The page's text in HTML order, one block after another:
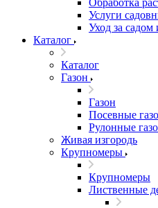
Обработка
Услуги
Уход за садом
Каталог
Каталог
Газон
Газон
Посевные
Рулонные
Живая изгородь
Крупномеры
Крупномеры
Лиственные